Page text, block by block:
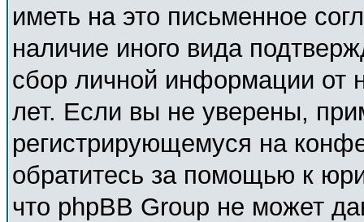
иметь на это письменное
наличие иного вида
сбор личной информации от
лет. Если вы не уверены,
регистрирующемуся на
обратитесь за помощью к
что phpBB Group не может